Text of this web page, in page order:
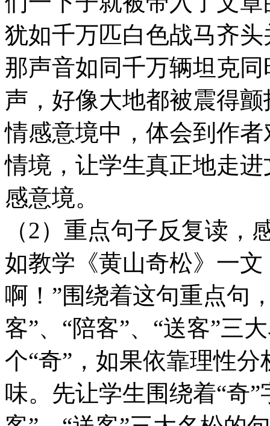
犹如千万匹白色战马齐
那声音如同千万辆坦克
声，好像大地都被震得
情感意境中，体会到作
情境，让学生真正地走
感意境。
（2）重点句子反复读，
如教学《黄山奇松》一
啊！”围绕着这句重点句
客”、“陪客”、“送客”三
个“奇”，如果依靠理性
味。先让学生围绕着“奇